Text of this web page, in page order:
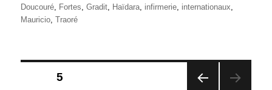
le
Doucouré, Fortes,Gradit, Haïdara, infirmerie, internationaux,
Mauricio,Traoré
Pagination
PAGE5